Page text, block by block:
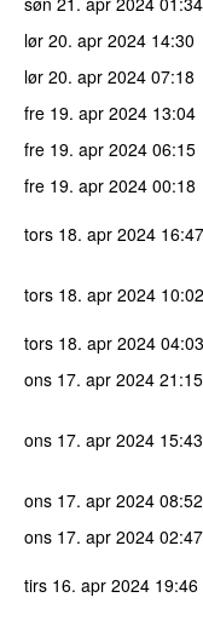
lør 20. apr 2024 14:30
lør 20. apr 2024 07:18
fre 19. apr 2024 13:04
fre 19. apr 2024 06:15
fre 19. apr 2024 00:18
tors 18. apr 2024 16:47
tors 18. apr 2024 10:02
tors 18. apr 2024 04:03
ons 17. apr 2024 21:15
ons 17. apr 2024 15:43
ons 17. apr 2024 08:52
ons 17. apr 2024 02:47
tirs 16. apr 2024 19:46